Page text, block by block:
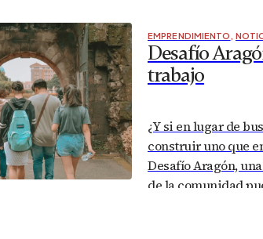
EMPRENDIMIENTO ,
Desafío
trabajo
¿Y si en lugar de
construir uno que
Desafío Aragón,
de la comunidad